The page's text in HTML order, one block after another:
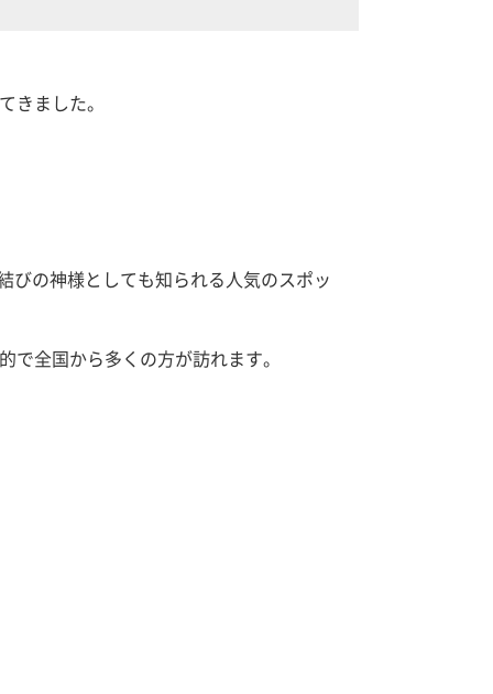
きました。
びの神様としても知られる人気のスポッ
で全国から多くの方が訪れます。